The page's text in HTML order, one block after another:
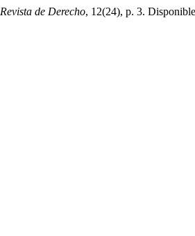
Revista de Derecho, 12(24), p. 3.